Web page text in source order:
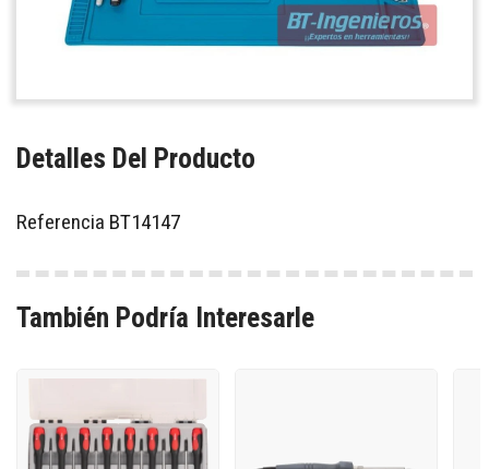
Detalles Del Producto
Referencia BT14147
También Podría Interesarle